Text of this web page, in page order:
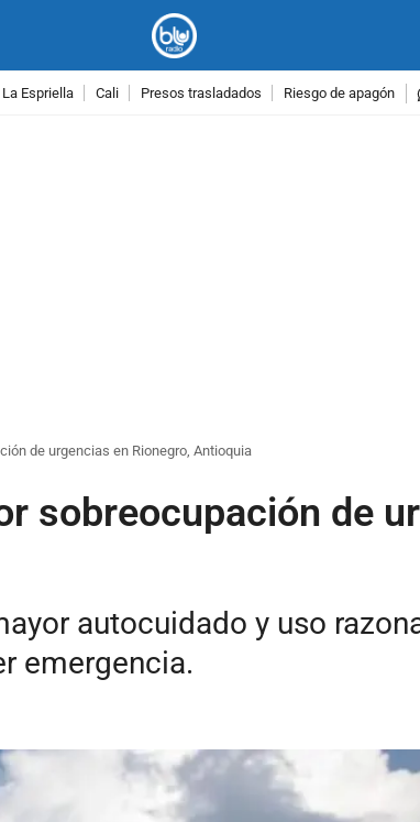
Espriella Cali Presos trasladados Riesgo de apagón
de urgencias en Rionegro, Antioquia
sobreocupación de
autocuidado y uso
emergencia.